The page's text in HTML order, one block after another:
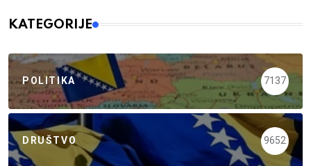
KATEGORIJE
POLITIKA 7137
DRUŠTVO 9652